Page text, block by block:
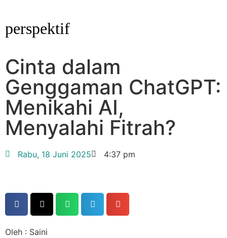
perspektif
Cinta dalam
Genggaman ChatGPT:
Menikahi AI,
Menyalahi Fitrah?
Rabu, 18 Juni 2025 4:37 pm
Oleh : Saini